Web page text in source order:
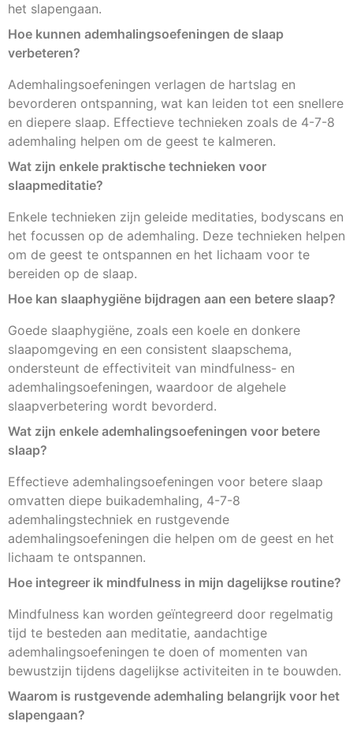
het slapengaan.
Hoe kunnen ademhalingsoefeningen de slaap
verbeteren?
Ademhalingsoefeningen verlagen de hartslag en
bevorderen ontspanning, wat kan leiden tot een snellere
en diepere slaap. Effectieve technieken zoals de 4-7-8
ademhaling helpen om de geest te kalmeren.
Wat zijn enkele praktische technieken voor
slaapmeditatie?
Enkele technieken zijn geleide meditaties, bodyscans en
het focussen op de ademhaling. Deze technieken helpen
om de geest te ontspannen en het lichaam voor te
bereiden op de slaap.
Hoe kan slaaphygiëne bijdragen aan een betere slaap?
Goede slaaphygiëne, zoals een koele en donkere
slaapomgeving en een consistent slaapschema,
ondersteunt de effectiviteit van mindfulness- en
ademhalingsoefeningen, waardoor de algehele
slaapverbetering wordt bevorderd.
Wat zijn enkele ademhalingsoefeningen voor betere
slaap?
Effectieve ademhalingsoefeningen voor betere slaap
omvatten diepe buikademhaling, 4-7-8
ademhalingstechniek en rustgevende
ademhalingsoefeningen die helpen om de geest en het
lichaam te ontspannen.
Hoe integreer ik mindfulness in mijn dagelijkse routine?
Mindfulness kan worden geïntegreerd door regelmatig
tijd te besteden aan meditatie, aandachtige
ademhalingsoefeningen te doen of momenten van
bewustzijn tijdens dagelijkse activiteiten in te bouwden.
Waarom is rustgevende ademhaling belangrijk voor het
slapengaan?